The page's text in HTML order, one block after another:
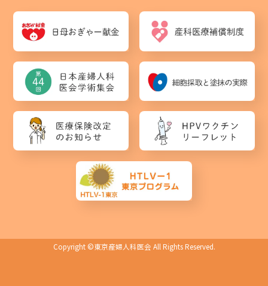
Copyright ©東京産婦人科医会 All Rights Reserved.